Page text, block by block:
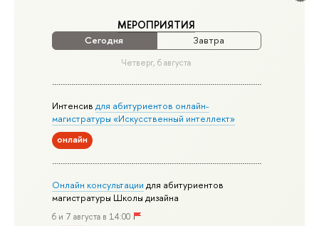
МЕРОПРИЯТИЯ
Сегодня Завтра
Четверг, 6 августа
Интенсивдля абитуриентов онлайн-
магистратуры «Искусственный интеллект»
онлайн
Онлайн консультации для абитуриентов
магистратуры Школы дизайна
6 и 7 августа в 14:00